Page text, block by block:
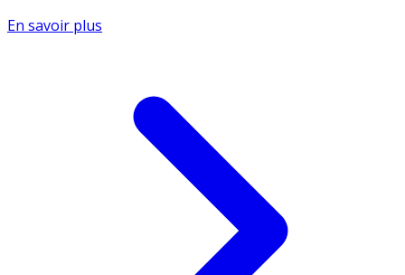
En savoir plus